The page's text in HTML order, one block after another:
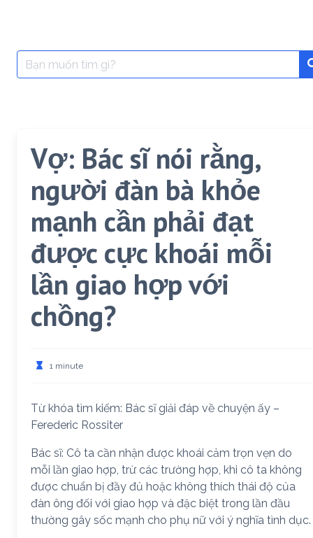
Search
for:
Vợ: Bác sĩ nói rằng,
người đàn bà khỏe
mạnh cần phải đạt
được cực khoái mỗi
lần giao hợp với
chồng?
1 minute
Từ khóa tìm kiếm: Bác sĩ giải đáp về chuyện ấy –
Ferederic Rossiter
Bác sĩ: Cô ta cần nhận được khoái cảm trọn vẹn do
mỗi lần giao hợp, trừ các trường hợp, khi cô ta không
được chuẩn bị đầy đủ hoặc không thích thái độ của
đàn ông đối với giao hợp và đặc biệt trong lần đầu
thường gây sốc mạnh cho phụ nữ với ý nghĩa tình dục.